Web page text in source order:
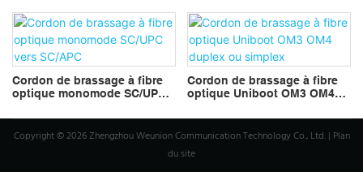
Cordon de brassage à fibre
optique monomode SC/UPC
Cordon de brassage à fibre
optique Uniboot OM3 OM4
Copyright © 2026 Zhengzhou Weunion Communication Technology Co., Ltd. | Plan
du site